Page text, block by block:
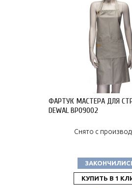
ФАРТУК МАСТЕРА ДЛЯ
DEWAL BP09002
Снято с
КУПИТЬ В 1